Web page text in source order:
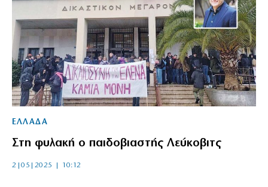
ΕΛΛΑΔΑ
Στη φυλακή ο παιδοβιαστής Λεύκοβιτς
2|05|2025 | 10:12